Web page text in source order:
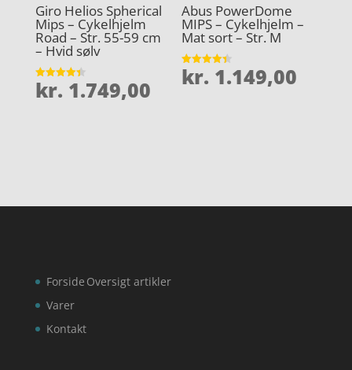
Giro Helios Spherical
Mips – Cykelhjelm
Road – Str. 55-59 cm
– Hvid sølv
Vurderet
4.4
kr. 1.749,00
Abus PowerDome
MIPS – Cykelhjelm –
Mat sort – Str. M
Vurderet
4.4
kr. 1.149,00
Forside
Varer
Kontakt
Oversigt artikler